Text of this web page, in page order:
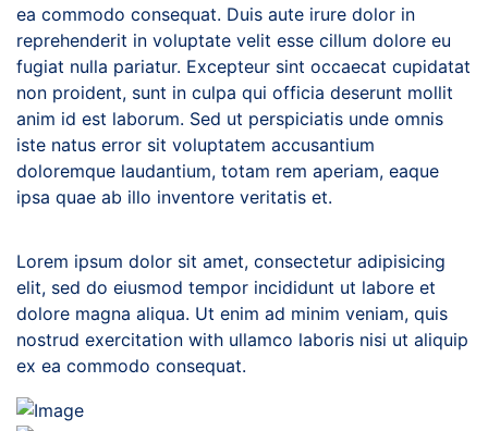
ea commodo consequat. Duis aute irure dolor in
reprehenderit in voluptate velit esse cillum dolore eu
fugiat nulla pariatur. Excepteur sint occaecat cupidatat
non proident, sunt in culpa qui officia deserunt mollit
anim id est laborum. Sed ut perspiciatis unde omnis
iste natus error sit voluptatem accusantium
doloremque laudantium, totam rem aperiam, eaque
ipsa quae ab illo inventore veritatis et.
Lorem ipsum dolor sit amet, consectetur adipisicing
elit, sed do eiusmod tempor incididunt ut labore et
dolore magna aliqua. Ut enim ad minim veniam, quis
nostrud exercitation with ullamco laboris nisi ut aliquip
ex ea commodo consequat.